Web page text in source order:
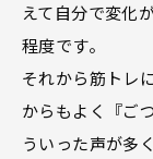
えて自分で変化
程度です。
それから筋トレ
からもよく『ご
ういった声が多